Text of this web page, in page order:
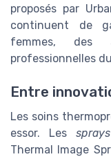
proposés par
continuent de
femmes, des
professionnelles
Entre
Les soins
essor. Les
Thermal Image